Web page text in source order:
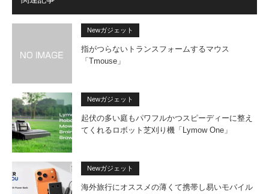
Newガジェット
指がつらないトランスフォームするマウス
「Tmouse」
Newガジェット
起伏の多い庭もパワフルかつスピーディーに整え
てくれるロボット芝刈り機「Lymow One」
Newガジェット
海外旅行にオススメの薄くて携帯し易いモバイル